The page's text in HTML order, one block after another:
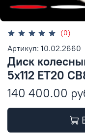
(0)
Артикул: 10.02.2660
Диск
5x112 ET20
140 400.00